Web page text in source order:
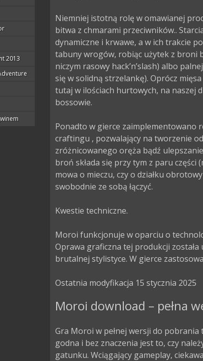
2013
Niemniej istotną rolę w omawianej
bitwa z chmarami przeciwników..
dynamiczne i krwawe, a w ich trakcie
tabuny wrogów, robiąc użytek z broni
niczym rasowy hack’n’slash) albo
się w solidną strzelankę). Oprócz
tutaj w ilościach hurtowych, na naszej
bossowie.
Ponadto w gierce zaimplementowano
craftingu , pozwalający na tworzenie
zróżnicowanego oręża bądź
broń składa się przy tym z paru części
mowa o mieczu, czy o działku
swobodnie ze sobą łączyć.
Kwestie techniczne.
Moroi funkcjonuje w oparciu o
Oprawa graficzna tej produkcji
brutalnej stylistyce. W gierce
Ostatnia modyfikacja 15 stycznia 2025
Moroi download – pełna
Gra Moroi w pełnej wersji do
godna i bez znaczenia jest to, czy
gatunku. Wciągający gameplay,